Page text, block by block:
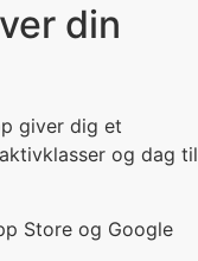
din
giver dig et
og dag til
Store og Google